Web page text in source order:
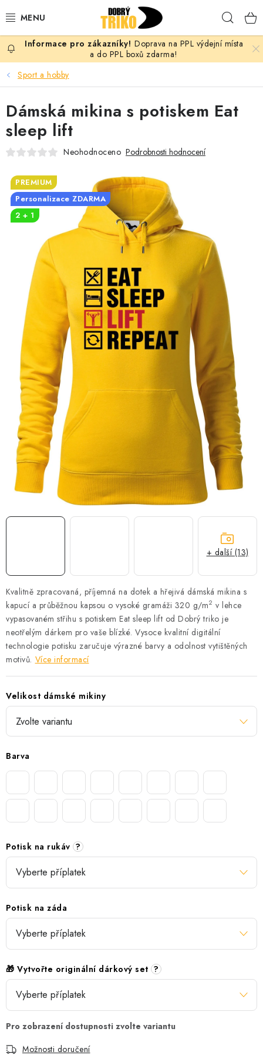
na
PRO ŽENY
PRO MUŽE
PRO DĚTI
DOPLŇKY
PRO PÁRY
VLASTNÍ MOTIV
MIKINY
OKAMŽITĚ K ODBĚRU
B2B
MÁM SRDCE POMÁHÁM
VÁNOCE
PROVIZNÍ SYSTÉM
O nás Časté otázky
Obchodní podmínky
Zásady zpracování ochrany osobních údajů
Napište nám
Doprava na PPL výdejní místa
a do PPL boxů zdarma!
Sport a hobby
Kvalitně zpracovaná, příjemná na dotek a hřejivá dámská mikina s
kapucí a průběžnou kapsou o vysoké gramáži 320 g/m2 v lehce
vypasovaném střihu s potiskem Eat sleep lift od Dobrý triko je
neotřelým dárkem pro vaše blízké. Vysoce kvalitní digitální
technologie potisku zaručuje výrazné barvy a odolnost vytištěných
motivů. Více informací
Velikost dámské mikiny
Barva
Potisk na rukáv ?
Potisk na záda
🎁 Vytvořte originální dárkový set ?
Možnosti doručení
Dámská mikina s potiskem Eat
sleep lift
Neohodnoceno Podrobnosti hodnocení
PREMIUM
Personalizace ZDARMA
2 + 1
+ další (13)